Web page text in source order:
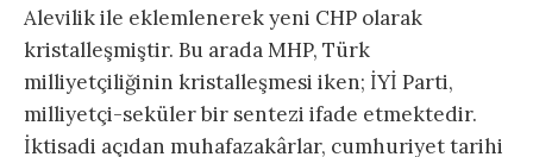
Alevilik ile eklemlenerek yeni CHP olarak
kristalleşmiştir. Bu arada MHP, Türk
milliyetçiliğinin kristalleşmesi iken; İYİ Parti,
milliyetçi-seküler bir sentezi ifade etmektedir.
İktisadi açıdan muhafazakârlar, cumhuriyet tarihi